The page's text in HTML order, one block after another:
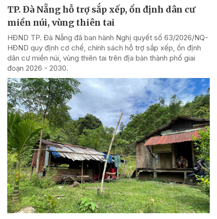
TP. Đà Nẵng hỗ trợ sắp xếp, ổn định dân cư
miền núi, vùng thiên tai
HĐND TP. Đà Nẵng đã ban hành Nghị quyết số 63/2026/NQ-
HĐND quy định cơ chế, chính sách hỗ trợ sắp xếp, ổn định
dân cư miền núi, vùng thiên tai trên địa bàn thành phố giai
đoạn 2026 - 2030.